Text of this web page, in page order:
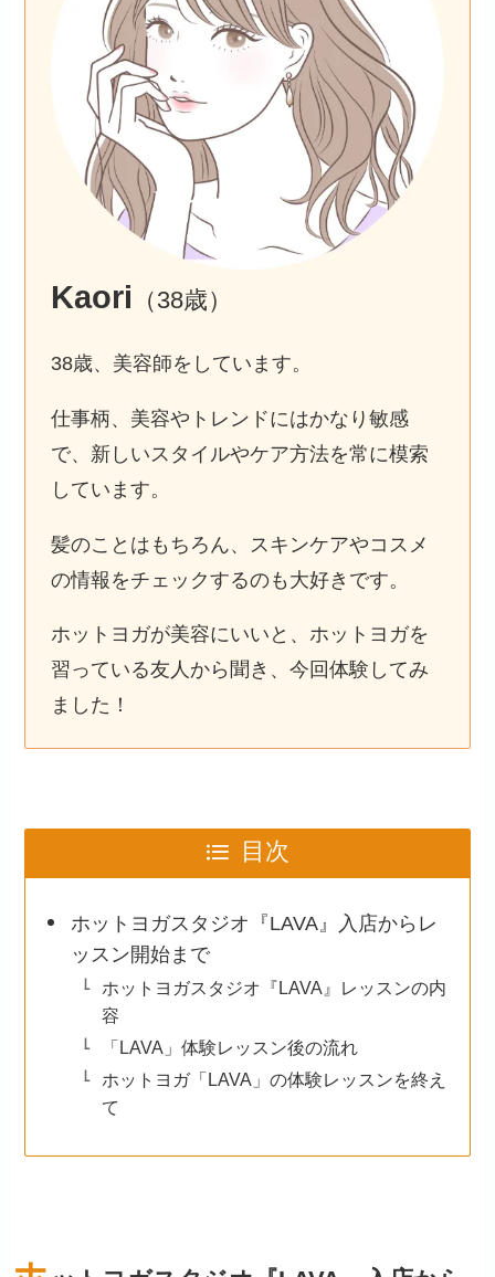
Kaori （38歳）
38歳、美容師をしています。
仕事柄、美容やトレンドにはかなり敏感
で、新しいスタイルやケア方法を常に模索
しています。
髪のことはもちろん、スキンケアやコスメ
の情報をチェックするのも大好きです。
ホットヨガが美容にいいと、ホットヨガを
習っている友人から聞き、今回体験してみ
ました！
目次
ホットヨガスタジオ『LAVA』入店からレ
ッスン開始まで
ホットヨガスタジオ『LAVA』レッスンの内
容
「LAVA」体験レッスン後の流れ
ホットヨガ「LAVA」の体験レッスンを終え
て